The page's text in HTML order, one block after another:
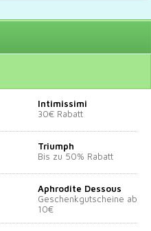
Intimissimi
30€ Rabatt
Triumph
Bis zu 50% Rabatt
Aphrodite Dessous
Geschenkgutscheine ab
10€